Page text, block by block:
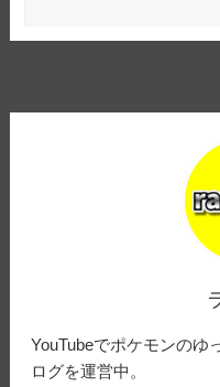
YouTubeでポケモンのゆ
ログを運営中。